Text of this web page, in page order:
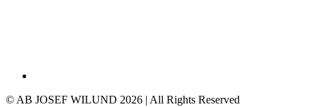
© AB JOSEF WILUND 2026 | All Rights Reserved